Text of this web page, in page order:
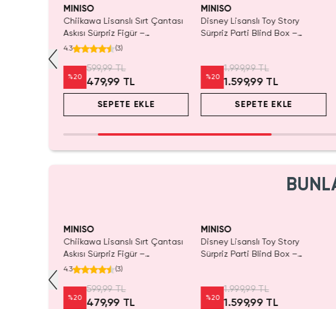
MINISO
Chiikawa Lisanslı Sırt Çantası
Askısı Sürpriz Figür –
Koleksiyonluk Blind Box
4.3 (3)
%20
599,99 TL
479,99 TL
SEPETE EKLE
MINISO
Disney Lisanslı Toy Story
Sürpriz Parti Blind Box –
%20
1.999,99 TL
1.599,99 TL
SEPETE EKLE
MINISO
Chiikawa Lisanslı Sırt Çantası
Askısı Sürpriz Figür –
Koleksiyonluk Blind Box
4.3 (3)
%20
599,99 TL
479,99 TL
MINISO
Disney Lisanslı Toy Story
Sürpriz Parti Blind Box –
%20
1.999,99 TL
1.599,99 TL